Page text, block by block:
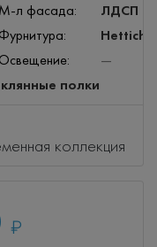
М-л фасада: ЛДСП
Фурнитура: Hettich
Освещение:
—
полки
коллекция
₽